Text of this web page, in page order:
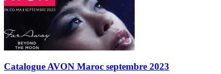
Catalogue AVON Maroc septembre 2023